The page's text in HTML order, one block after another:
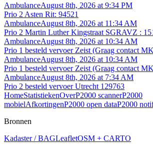
AmbulanceAugust 8th, 2026 at 9:34 PM
Prio 2 Asten Rit: 94521
AmbulanceAugust 8th, 2026 at 11:34 AM
Prio 2 Martin Luther Kingstraat SGRAVZ :
AmbulanceAugust 8th, 2026 at 10:34 AM
Prio 1 besteld vervoer Zeist (Graag contact
AmbulanceAugust 8th, 2026 at 10:34 AM
Prio 1 besteld vervoer Zeist (Graag contact
AmbulanceAugust 8th, 2026 at 7:34 AM
Prio 2 besteld vervoer Utrecht 129763
HomeStatistiekenOverP2000 scannerP2000
mobielAfkortingenP2000 open dataP2000
Bronnen
Kadaster / BAGLeafletOSM + CARTO